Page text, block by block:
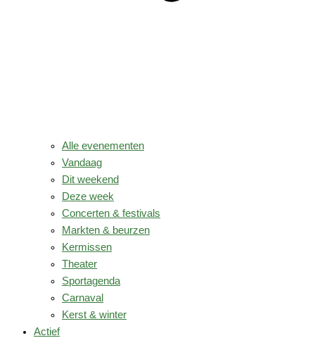
Alle evenementen
Vandaag
Dit weekend
Deze week
Concerten & festivals
Markten & beurzen
Kermissen
Theater
Sportagenda
Carnaval
Kerst & winter
Actief